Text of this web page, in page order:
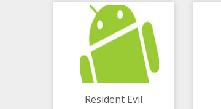
không thể tồn
tại
Resident Evil